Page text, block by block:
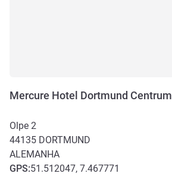
Mercure Hotel Dortmund Centrum
Olpe 2
44135 DORTMUND
ALEMANHA
GPS:51.512047, 7.467771